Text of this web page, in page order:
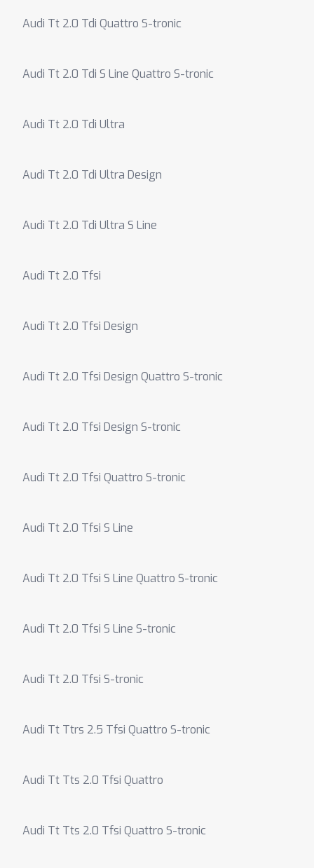
Audi Tt 2.0 Tdi Quattro S-tronic
Audi Tt 2.0 Tdi S Line Quattro S-tronic
Audi Tt 2.0 Tdi Ultra
Audi Tt 2.0 Tdi Ultra Design
Audi Tt 2.0 Tdi Ultra S Line
Audi Tt 2.0 Tfsi
Audi Tt 2.0 Tfsi Design
Audi Tt 2.0 Tfsi Design Quattro S-tronic
Audi Tt 2.0 Tfsi Design S-tronic
Audi Tt 2.0 Tfsi Quattro S-tronic
Audi Tt 2.0 Tfsi S Line
Audi Tt 2.0 Tfsi S Line Quattro S-tronic
Audi Tt 2.0 Tfsi S Line S-tronic
Audi Tt 2.0 Tfsi S-tronic
Audi Tt Ttrs 2.5 Tfsi Quattro S-tronic
Audi Tt Tts 2.0 Tfsi Quattro
Audi Tt Tts 2.0 Tfsi Quattro S-tronic